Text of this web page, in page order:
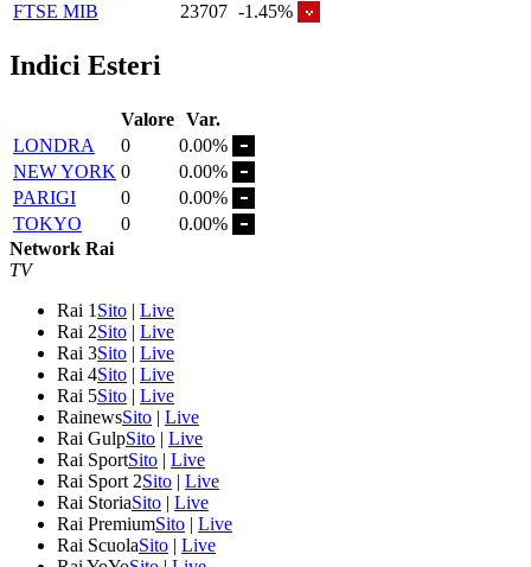
FTSE MIB
23707 -1.45%
Indici Esteri
Valore Var.
LONDRA
0
0.00%
NEW YORK 0
0.00%
PARIGI
0
0.00%
TOKYO
0
0.00%
Network Rai
TV
Rai 1 Sito | Live
Rai 2Sito | Live
Rai 3Sito | Live
Rai 4Sito | Live
Rai 5Sito | Live
RainewsSito | Live
Rai GulpSito | Live
Rai SportSito | Live
Rai Sport 2Sito | Live
Rai StoriaSito | Live
Rai PremiumSito | Live
Rai ScuolaSito | Live